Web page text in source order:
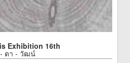
Exhibition 16th
ตา - วัฒน์